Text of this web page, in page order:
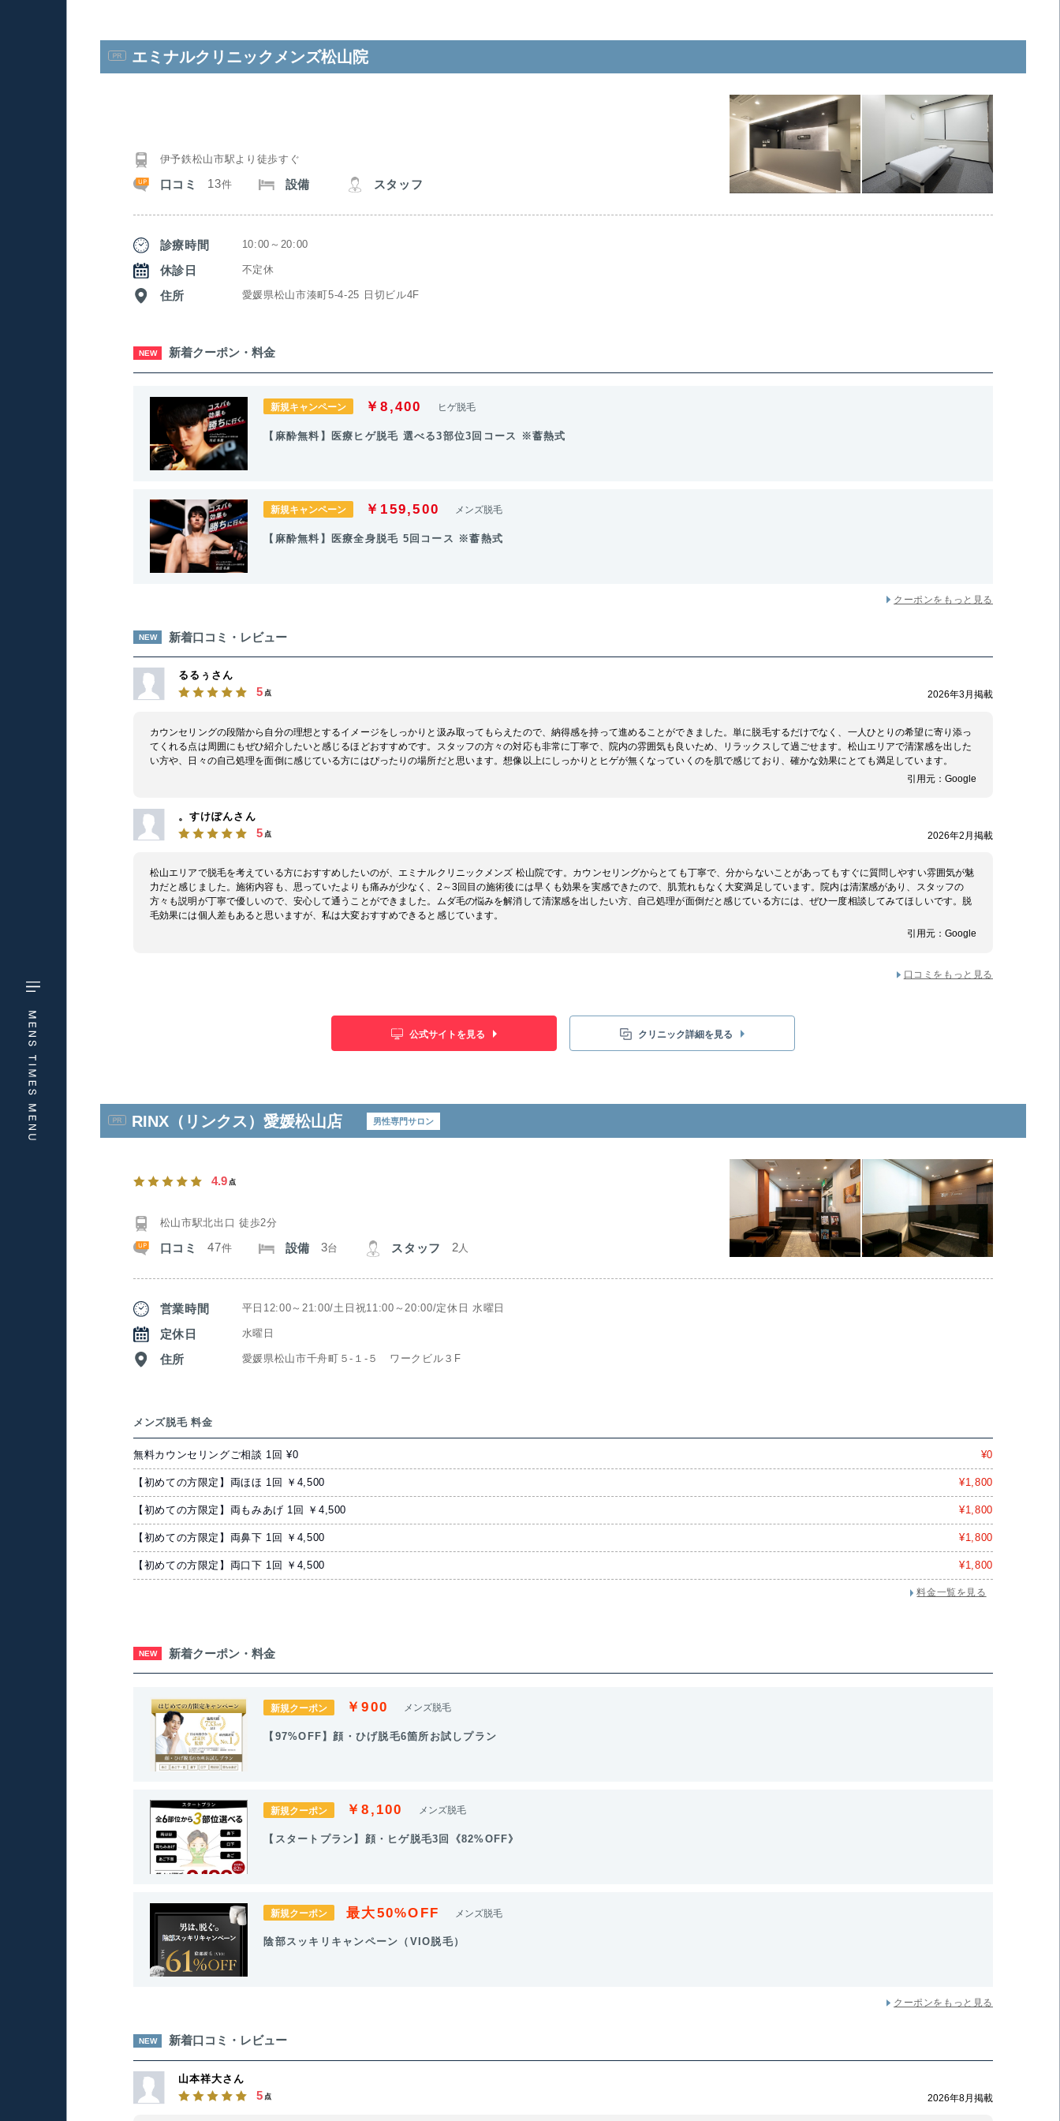
エミナルクリニックメンズ松山院
伊予鉄松山市駅より徒歩すぐ
口コミ 13件 設備 スタッフ
診療時間 10:00～20:00
休診日 不定休
住所 愛媛県松山市湊町5-4-25 日切ビル4F
NEW 新着クーポン・料金
新規キャンペーン ￥8,400 ヒゲ脱毛
【麻酔無料】医療ヒゲ脱毛 選べる3部位3回コース ※蓄熱式
新規キャンペーン ￥159,500 メンズ脱毛
【麻酔無料】医療全身脱毛 5回コース ※蓄熱式
クーポンをもっと見る
NEW 新着口コミ・レビュー
るるぅさん
5 点 2026年3月掲載
カウンセリングの段階から自分の理想とするイメージをしっかりと汲み取ってもらえたので、納得感を持って進めることができました。単に脱毛するだけでなく、一人ひとりの希望に寄り添っ
てくれる点は周囲にもぜひ紹介したいと感じるほどおすすめです。スタッフの方々の対応も非常に丁寧で、院内の雰囲気も良いため、リラックスして過ごせます。松山エリアで清潔感を出した
い方や、日々の自己処理を面倒に感じている方にはぴったりの場所だと思います。想像以上にしっかりとヒゲが無くなっていくのを肌で感じており、確かな効果にとても満足しています。
引用元： Google
。すけぽんさん
5 点 2026年2月掲載
松山エリアで脱毛を考えている方におすすめしたいのが、エミナルクリニックメンズ 松山院です。カウンセリングからとても丁寧で、分からないことがあってもすぐに質問しやすい雰囲気が魅
力だと感じました。施術内容も、思っていたよりも痛みが少なく、2～3回目の施術後には早くも効果を実感できたので、肌荒れもなく大変満足しています。院内は清潔感があり、スタッフの
方々も説明が丁寧で優しいので、安心して通うことができました。ムダ毛の悩みを解消して清潔感を出したい方、自己処理が面倒だと感じている方には、ぜひ一度相談してみてほしいです。脱
毛効果には個人差もあると思いますが、私は大変おすすめできると感じています。
引用元： Google
口コミをもっと見る
公式サイトを見る クリニック詳細を見る
RINX（リンクス）愛媛松山店 男性専門サロン
4.9 点
松山市駅北出口 徒歩2分
口コミ 47件 設備 3台 スタッフ 2人
営業時間 平日12:00～21:00/土日祝11:00～20:00/定休日 水曜日
定休日 水曜日
住所 愛媛県松山市千舟町５-１-５ ワークビル３F
メンズ脱毛 料金
無料カウンセリングご相談 1回 ¥0 ¥0
【初めての方限定】両ほほ 1回 ￥4,500 ¥1,800
【初めての方限定】両もみあげ 1回 ￥4,500 ¥1,800
【初めての方限定】両鼻下 1回 ￥4,500 ¥1,800
【初めての方限定】両口下 1回 ￥4,500 ¥1,800
料金一覧を見る
NEW 新着クーポン・料金
新規クーポン ￥900 メンズ脱毛
【97%OFF】顔・ひげ脱毛6箇所お試しプラン
新規クーポン ￥8,100 メンズ脱毛
【スタートプラン】顔・ヒゲ脱毛3回《82%OFF》
新規クーポン 最大50%OFF メンズ脱毛
陰部スッキリキャンペーン（VIO脱毛）
クーポンをもっと見る
NEW 新着口コミ・レビュー
山本祥大さん
5 点 2026年8月掲載